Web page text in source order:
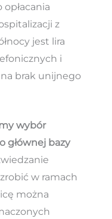
z
jest lira
i
brak unijnego
wybór
głównej bazy
w ramach
można